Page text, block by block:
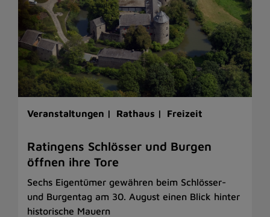
Veranstaltungen | Rathaus | Freizeit
Ratingens Schlösser und Burgen
öffnen ihre Tore
Sechs Eigentümer gewähren beim Schlösser-
und Burgentag am 30. August einen Blick hinter
historische Mauern